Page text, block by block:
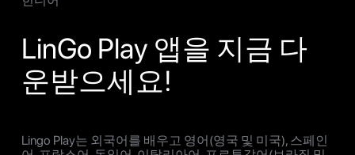
LinGo Play 앱을 지금 다
운받으세요!
Lingo Play는 외국어를 배우고 영어(영국 및 미국), 스페인